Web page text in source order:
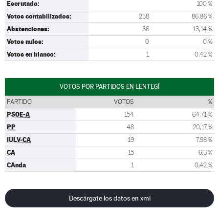
Escrutado: 100 %
Votos contabilizados: 238 86,86 %
Abstenciones: 36 13,14 %
Votos nulos: 0 0 %
Votos en blanco: 1 0,42 %
VOTOS POR PARTIDOS EN LENTEGÍ
PARTIDO VOTOS %
PSOE-A 154 64,71 %
PP 48 20,17 %
IULV-CA 19 7,98 %
CA 15 6,3 %
CAnda 1 0,42 %
Descárgate los datos en xml